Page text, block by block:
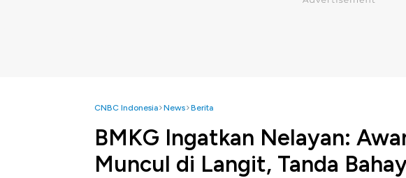
CNBC Indonesia News Berita
BMKG Ingatkan Nelayan:
Muncul di Langit, Tanda